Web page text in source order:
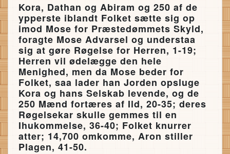
Kora, Dathan og Abiram og 250 af de
ypperste iblandt Folket sætte sig op
imod Mose for Præstedømmets Skyld,
foragte Mose Advarsel og understaa
sig at gøre Røgelse for Herren, 1-19;
Herren vil ødelægge den hele
Menighed, men da Mose beder for
Folket, saa lader han Jorden opsluge
Kora og hans Selskab levende, og de
250 Mænd fortæres af Ild, 20-35; deres
Røgelsekar skulle gemmes til en
Ihukommelse, 36-40; Folket knurrer
atter; 14,700 omkomme, Aron stiller
Plagen, 41-50.